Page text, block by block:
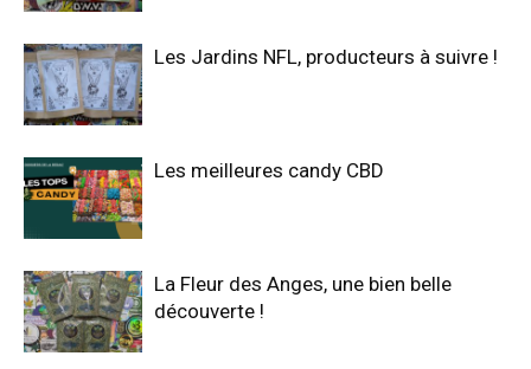
Les Jardins NFL, producteurs à suivre !
Les meilleures candy CBD
La Fleur des Anges, une bien belle
découverte !